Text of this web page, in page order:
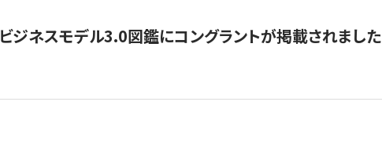
ビジネスモデル3.0図鑑にコングラントが掲載されました